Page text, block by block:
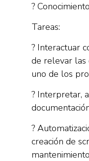
?
Tareas:
? Interactuar
de relevar las
uno de los
? Interpretar,
?
creación de